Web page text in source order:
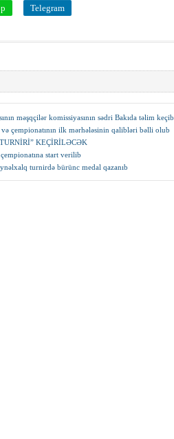
Telegram
məşqçilər komissiyasının sədri Bakıda təlim keçib
çempionatının ilk mərhələsinin qalibləri bəlli olub
KEÇİRİLƏCƏK
start verilib
turnirdə bürünc medal qazanıb